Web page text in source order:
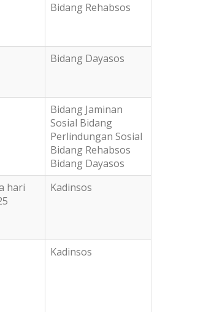
Bidang Rehabsos
Bidang Dayasos
Bidang Jaminan
Sosial Bidang
Perlindungan Sosial
Bidang Rehabsos
Bidang Dayasos
hari
Kadinsos
Kadinsos